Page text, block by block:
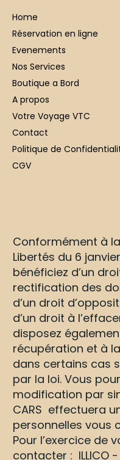
Home
Réservation en ligne
Evenements
Nos Services
Boutique a Bord
A propos
Votre Voyage VTC
Contact
Politique de
CGV
Conformément à
Libertés du 6
bénéficiez d’un
rectification des
d’un droit
d’un droit à
disposez
récupération et à
dans certains cas
par la loi. Vous
modification par
CARS effectuera
personnelles vous
Pour l’exercice de
contacter : ILLICO